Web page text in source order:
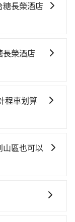
糖長榮酒店
南雖然一天最
過了末班車到
高鐵站後，步
20分鐘，再乘
費300元後，
的地。全程加
費時49分鐘。
長榮酒店
最重要的是你
的iRent應該是
為
款差異、抵達
供最基本的車
程車划算
果在路邊攔不
的計程車隊，
台南市僅有合
山區也可以
1500公尺來進